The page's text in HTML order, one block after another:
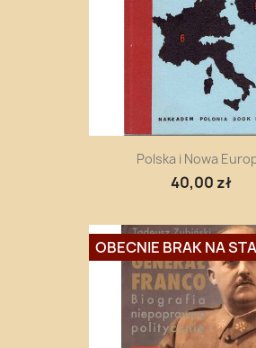
Polska i Nowa
40,00 zł
OBECNIE BRAK NA